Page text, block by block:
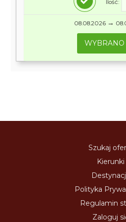
Ilość:
08.08.2026 →
WYBRANO
Szukaj
Kierunki
Polityka
Regulamin
Zaloguj